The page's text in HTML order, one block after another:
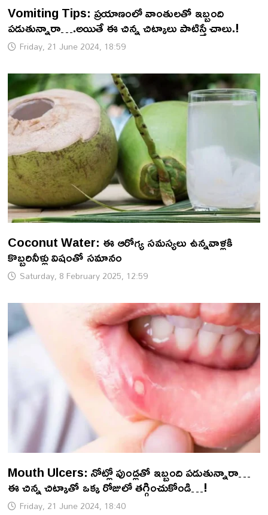
Vomiting Tips: ప్రయాణంలో వాంతులతో ఇబ్బంది
పడుతున్నారా….అయితే ఈ చిన్న చిట్కాలు పాటిస్తే చాలు.!
Friday, 21 June 2024, 18:59
Coconut Water: ఈ ఆరోగ్య సమస్యలు ఉన్నవాళ్లకి
కొబ్బరినీళ్లు విషంతో సమానం
Saturday, 8 February 2025, 12:59
Mouth Ulcers: నోట్లో పుండ్లతో ఇబ్బంది పడుతున్నారా…
ఈ చిన్న చిట్కాతో ఒక్క రోజులో తగ్గించుకోండి…!
Friday, 21 June 2024, 18:40